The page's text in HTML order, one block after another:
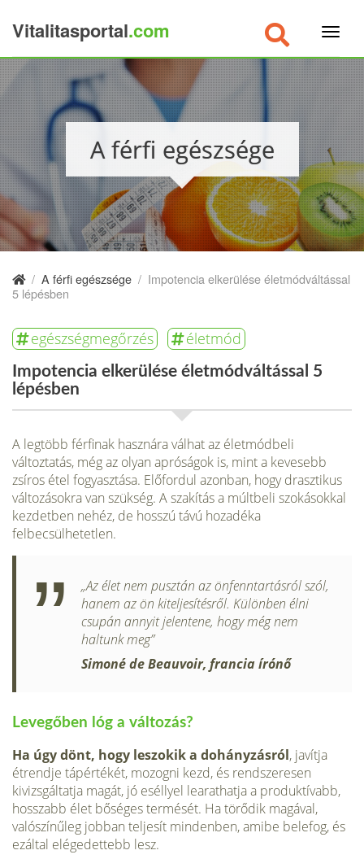
Vitalitasportal.com
A férfi egészsége
/ A férfi egészsége / Impotencia elkerülése életmódváltással
5 lépésben
egészségmegőrzés életmód
Impotencia elkerülése életmódváltással 5
lépésben
A legtöbb férfinak hasznára válhat az életmódbeli
változtatás, még az olyan apróságok is, mint a kevesebb
zsíros étel fogyasztása. Előfordul azonban, hogy drasztikus
változásokra van szükség. A szakítás a múltbeli szokásokkal
kezdetben nehéz, de hosszú távú hozadéka
felbecsülhetetlen.
„Az élet nem pusztán az önfenntartásról szól,
hanem az ön kiteljesítésről. Különben élni
csupán annyit jelentene, hogy még nem
haltunk meg”
Simoné de Beauvoir, francia írónő
Levegőben lóg a változás?
Ha úgy dönt, hogy leszokik a dohány­zásról, javítja
étrendje tápértékét, mo­zogni kezd, és rendszeresen
kivizsgál­tatja magát, jó eséllyel learathatja a produktívabb,
hosszabb élet bőséges termését. Ha törődik magával,
valószí­nűleg jobban teljesít mindenben, ami­be belefog, és
ezáltal elégedettebb lesz.
×